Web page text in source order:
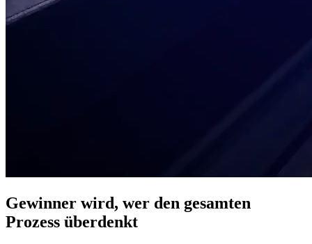
Gewinner wird, wer den gesamten
Prozess überdenkt